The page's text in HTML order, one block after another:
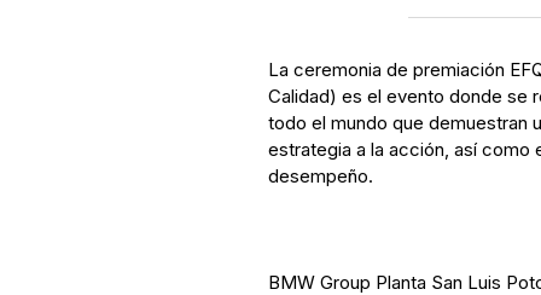
La ceremonia de premiación
Calidad) es el evento donde se
todo el mundo que demuestran
estrategia a la acción, así como
desempeño.
BMW Group Planta San Luis